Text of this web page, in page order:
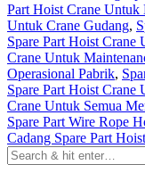
Part Hoist Crane Untuk
Untuk Crane Gudang,
Spare Part Hoist Crane
Crane Untuk
Operasional Pabrik,
Spare Part Hoist Crane
Crane Untuk Semua
Spare Part Wire Rope
Cadang Spare Part